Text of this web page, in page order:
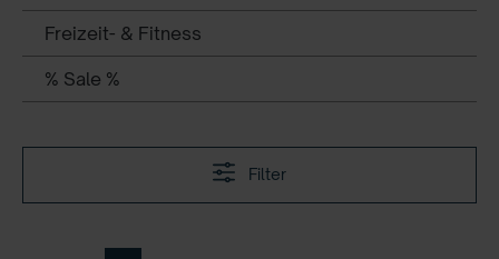
Freizeit- & Fitness
% Sale %
Filter